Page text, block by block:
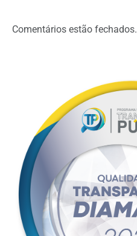
Comentários estão fechados.